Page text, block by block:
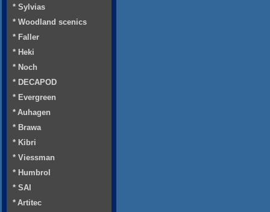
* Sylvias
* Woodland scenics
* Faller
* Heki
* Noch
* DECAPOD
* Evergreen
* Auhagen
* Brawa
* Kibri
* Viessman
* Humbrol
* SAI
* Artitec